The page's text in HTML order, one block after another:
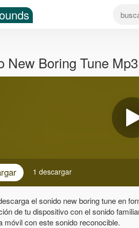
New Boring Tune Mp3
1 descargar
el sonido new boring tune en
de tu dispositivo con el sonido
móvil con este sonido reconocible.